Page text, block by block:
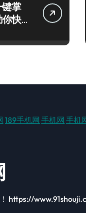
掌
快人
189手机网 手机网 手机
https://